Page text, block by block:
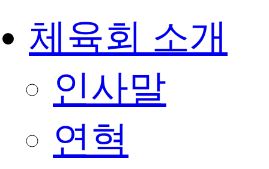
체육회 소개
인사말
연혁